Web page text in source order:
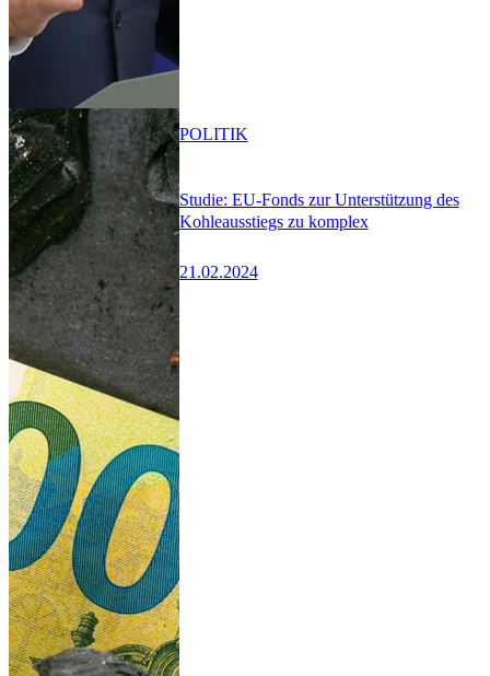
Studie: EU-Fonds zur Unterstützung des
Kohleausstiegs zu komplex
21.02.2024
POLITIK